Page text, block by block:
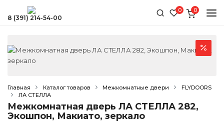
8 (391) 214-54-00
0
0
МЕЖКОМНАТНЫЕ ДВЕРИ
Недорогие
Экошпон
Эмаль
ДОСТАВКА И ОПЛАТА
ОБМЕН И ВОЗВРАТ
КОНТАКТЫ
Главная Каталог товаров Межкомнатные двери
FLYDOORS
ЛА СТЕЛЛА
Межкомнатная дверь ЛА СТЕЛЛА 282,
Экошпон, Макиато, зеркало